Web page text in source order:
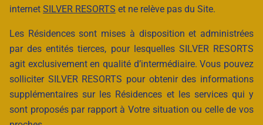
internet SILVER RESORTS et ne relève pas du Site.
Les Résidences sont mises à disposition et administrées
par des entités tierces, pour lesquelles SILVER RESORTS
agit exclusivement en qualité d’intermédiaire. Vous pouvez
solliciter SILVER RESORTS pour obtenir des informations
supplémentaires sur les Résidences et les services qui y
sont proposés par rapport à Votre situation ou celle de vos